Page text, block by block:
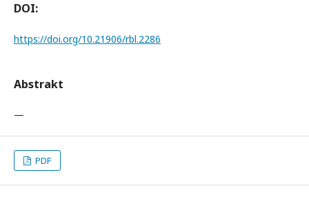
DOI:
https://doi.org/10.21906/rbl.2286
Abstrakt
—
PDF